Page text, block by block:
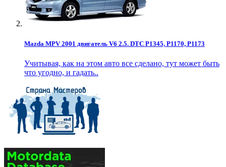
Mazda MPV 2001 двигатель V6 2.5. DTC P1345, P1170, P1173
Учитывая, как на этом авто все сделано, тут может быть
что угодно, и гадать..